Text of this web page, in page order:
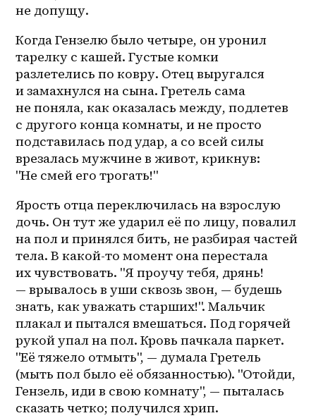
не допущу.
Когда Гензелю было четыре, он уронил
тарелку с кашей. Густые комки
разлетелись по ковру. Отец выругался
и замахнулся на сына. Гретель сама
не поняла, как оказалась между, подлетев
с другого конца комнаты, и не просто
подставилась под удар, а со всей силы
врезалась мужчине в живот, крикнув:
"Не смей его трогать!"
Ярость отца переключилась на взрослую
дочь. Он тут же ударил её по лицу, повалил
на пол и принялся бить, не разбирая частей
тела. В какой-то момент она перестала
их чувствовать. "Я проучу тебя, дрянь!
— врывалось в уши сквозь звон, — будешь
знать, как уважать старших!". Мальчик
плакал и пытался вмешаться. Под горячей
рукой упал на пол. Кровь пачкала паркет.
"Её тяжело отмыть", — думала Гретель
(мыть пол было её обязанностью). "Отойди,
Гензель, иди в свою комнату", — пыталась
сказать четко; получился хрип.